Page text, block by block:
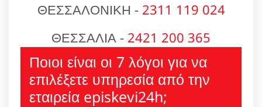
ΘΕΣΣΑΛΟΝΙΚΗ - 2311 119 024
ΘΕΣΣΑΛΙΑ - 2421 200 365
Ποιοι είναι οι 7 λόγοι για να
επιλέξετε υπηρεσία από την
εταιρεία episkevi24h;